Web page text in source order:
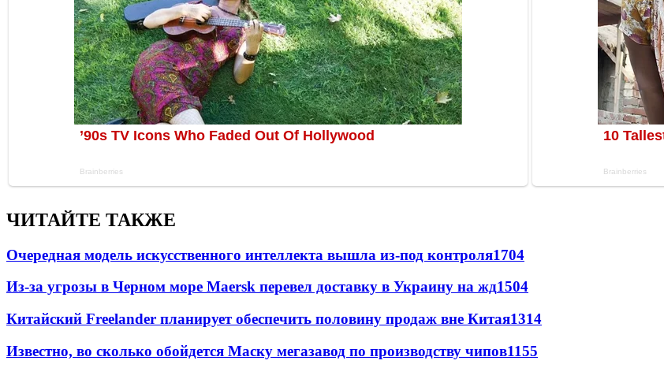
ЧИТАЙТЕ ТАКЖЕ
Очередная модель искусственного интеллекта вышла из-под контроля1704
Из-за угрозы в Черном море Maersk перевел доставку в Украину на жд1504
Китайский Freelander планирует обеспечить половину продаж вне Китая1314
Известно, во сколько обойдется Маску мегазавод по производству чипов1155